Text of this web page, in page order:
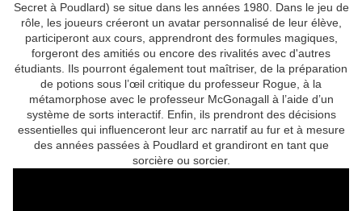
Secret à Poudlard) se situe dans les années 1980. Dans le jeu de
rôle, les joueurs créeront un avatar personnalisé de leur élève,
participeront aux cours, apprendront des formules magiques,
forgeront des amitiés ou encore des rivalités avec d'autres
étudiants. Ils pourront également tout maîtriser, de la préparation
de potions sous l’œil critique du professeur Rogue, à la
métamorphose avec le professeur McGonagall à l’aide d’un
système de sorts interactif. Enfin, ils prendront des décisions
essentielles qui influenceront leur arc narratif au fur et à mesure
des années passées à Poudlard et grandiront en tant que
sorcière ou sorcier.